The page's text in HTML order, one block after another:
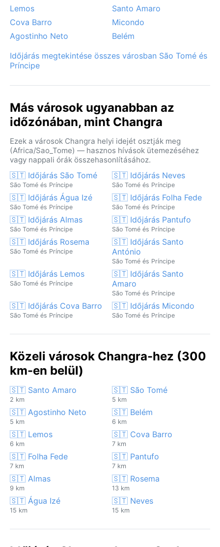
Lemos
Santo Amaro
Cova Barro
Micondo
Agostinho Neto
Belém
Időjárás megtekintése összes városban São Tomé és
Príncipe
Más városok ugyanabban az
időzónában, mint Changra
Ezek a városok Changra helyi idejét osztják meg
(Africa/Sao_Tome) — hasznos hívások ütemezéséhez
vagy nappali órák összehasonlításához.
🇸🇹 Időjárás São Tomé
São Tomé és Príncipe
🇸🇹 Időjárás Neves
São Tomé és Príncipe
🇸🇹 Időjárás Água Izé
São Tomé és Príncipe
🇸🇹 Időjárás Folha Fede
São Tomé és Príncipe
🇸🇹 Időjárás Almas
São Tomé és Príncipe
🇸🇹 Időjárás Pantufo
São Tomé és Príncipe
🇸🇹 Időjárás Rosema
São Tomé és Príncipe
🇸🇹 Időjárás Santo
António
São Tomé és Príncipe
🇸🇹 Időjárás Lemos
São Tomé és Príncipe
🇸🇹 Időjárás Santo
Amaro
São Tomé és Príncipe
🇸🇹 Időjárás Cova Barro
São Tomé és Príncipe
🇸🇹 Időjárás Micondo
São Tomé és Príncipe
Közeli városok Changra-hez (300
km-en belül)
🇸🇹 Santo Amaro
2 km
🇸🇹 São Tomé
5 km
🇸🇹 Agostinho Neto
5 km
🇸🇹 Belém
6 km
🇸🇹 Lemos
6 km
🇸🇹 Cova Barro
7 km
🇸🇹 Folha Fede
7 km
🇸🇹 Pantufo
7 km
🇸🇹 Almas
9 km
🇸🇹 Rosema
13 km
🇸🇹 Água Izé
15 km
🇸🇹 Neves
15 km